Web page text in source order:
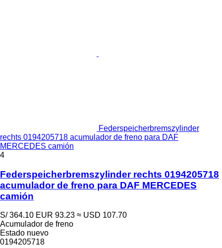
Federspeicherbremszylinder
rechts 0194205718 acumulador de freno para DAF
MERCEDES camión
4
Federspeicherbremszylinder rechts 0194205718
acumulador de freno para DAF MERCEDES
camión
S/ 364.10 EUR 93.23 ≈ USD 107.70
Acumulador de freno
Estado nuevo
0194205718